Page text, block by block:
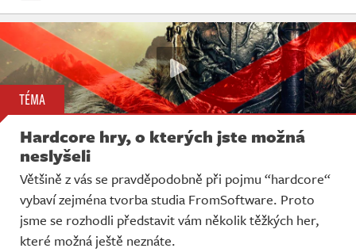
TÉMA
Hardcore hry, o kterých jste možná
neslyšeli
Většině z vás se pravděpodobně při pojmu “hardcore“
vybaví zejména tvorba studia FromSoftware. Proto
jsme se rozhodli představit vám několik těžkých her,
které možná ještě neznáte.